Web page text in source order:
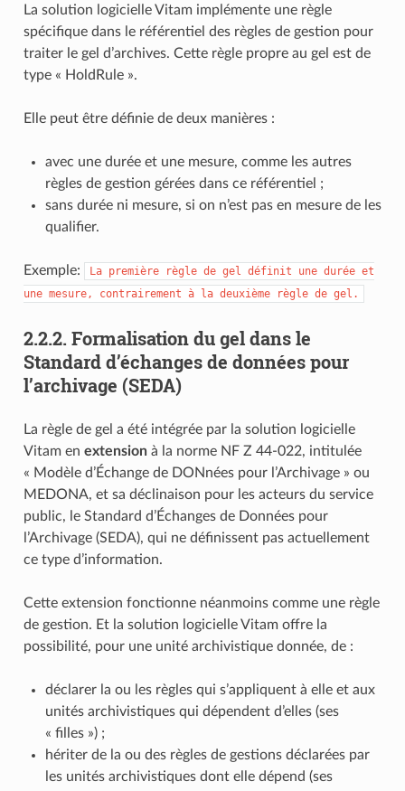
La solution logicielle Vitam implémente une règle
spécifique dans le référentiel des règles de gestion pour
traiter le gel d’archives. Cette règle propre au gel est de
type « HoldRule ».
Elle peut être définie de deux manières :
avec une durée et une mesure, comme les autres
règles de gestion gérées dans ce référentiel ;
sans durée ni mesure, si on n’est pas en mesure de les
qualifier.
Exemple: La première règle de gel définit une durée et
une mesure, contrairement à la deuxième règle de gel.
2.2.2. Formalisation du gel dans le
Standard d’échanges de données pour
l’archivage (SEDA)
La règle de gel a été intégrée par la solution logicielle
Vitam en extensionà la norme NF Z 44‑022, intitulée
« Modèle d’Échange de DONnées pour l’Archivage » ou
MEDONA, et sa déclinaison pour les acteurs du service
public, le Standard d’Échanges de Données pour
l’Archivage (SEDA), qui ne définissent pas actuellement
ce type d’information.
Cette extension fonctionne néanmoins comme une règle
de gestion. Et la solution logicielle Vitam offre la
possibilité, pour une unité archivistique donnée, de :
déclarer la ou les règles qui s’appliquent à elle et aux
unités archivistiques qui dépendent d’elles (ses
« filles ») ;
hériter de la ou des règles de gestions déclarées par
les unités archivistiques dont elle dépend (ses